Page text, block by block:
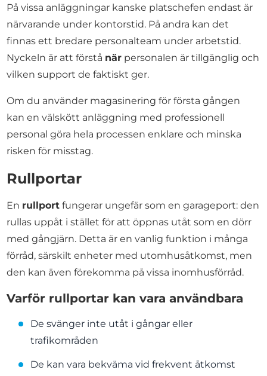
På vissa anläggningar kanske platschefen endast är
närvarande under kontorstid. På andra kan det
finnas ett bredare personalteam under arbetstid.
Nyckeln är att förstå när personalen är tillgänglig och
vilken support de faktiskt ger.
Om du använder magasinering för första gången
kan en välskött anläggning med professionell
personal göra hela processen enklare och minska
risken för misstag.
Rullportar
En rullport fungerar ungefär som en garageport: den
rullas uppåt i stället för att öppnas utåt som en dörr
med gångjärn. Detta är en vanlig funktion i många
förråd, särskilt enheter med utomhusåtkomst, men
den kan även förekomma på vissa inomhusförråd.
Varför rullportar kan vara användbara
De svänger inte utåt i gångar eller
trafikområden
De kan vara bekväma vid frekvent åtkomst